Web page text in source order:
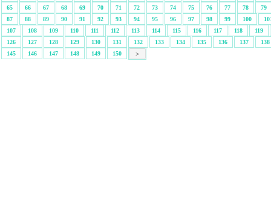
65
66 67 68 69 70 71 72 73 74 75 76 77 78
79
87
88 89 90 91 92 93 94 95 96 97 98 99 100
107
108 109 110 111 112 113 114 115 116 117 118
119
126
127 128 129 130 131 132 133 134 135 136 137
138
145
146 147 148 149 150 >